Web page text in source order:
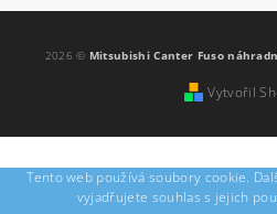
2026 © Mitsubishi Canter Fuso
Vytvořil
Tento web používá soubory cookie.
vyjadřujete souhlas s jejich